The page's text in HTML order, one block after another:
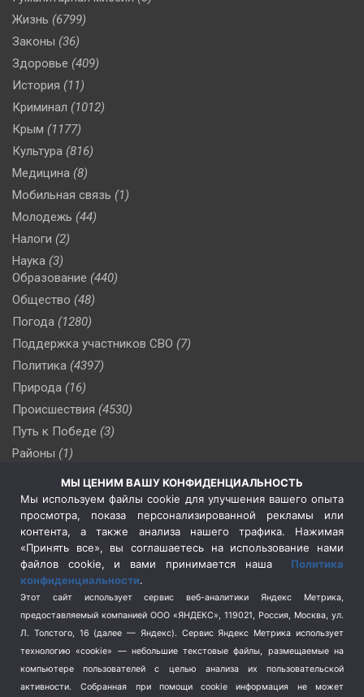
Жизнь (6799)
Законы (36)
Здоровье (409)
История (11)
Криминал (1012)
Крым (1177)
Культура (816)
Медицина (8)
Мобильная связь (1)
Молодежь (44)
Налоги (2)
Наука (3)
Образование (440)
Общество (48)
Погода (1280)
Поддержка участников СВО (7)
Политика (4397)
Природа (16)
Происшествия (4530)
Путь к Победе (3)
Районы (1)
(510)
Сельское хозяйство (3)
Социальная политика
(3)
Спецоперация в Украине
Спецоперация на Украине
(404)
Спорт (740)
Терроризм (1)
Транспорт (262)
Туризм (178)
МЫ ЦЕНИМ ВАШУ КОНФИДЕНЦИАЛЬНОСТЬ
Мы используем файлы cookie для улучшения вашего опыта
просмотра, показа персонализированной рекламы или
контента, а также анализа нашего трафика. Нажимая
«Принять все», вы соглашаетесь на использование нами
файлов cookie, и вами принимается наша Политика
конфиденциальности.
Этот сайт использует сервис веб-аналитики Яндекс Метрика,
предоставляемый компанией ООО «ЯНДЕКС», 119021, Россия, Москва, ул.
Л. Толстого, 16 (далее — Яндекс). Сервис Яндекс Метрика использует
технологию «cookie» — небольшие текстовые файлы, размещаемые на
компьютере пользователей с целью анализа их пользовательской
активности.
Собранная при помощи cookie информация не может